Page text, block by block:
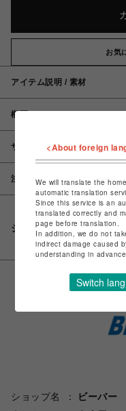
お気
アイテム説明 / 素材
概要
サイズ
注意事項
シェアする
ショップ名
ビーバー
<About foreign
We will translate the
automatic translation
Since this service is an
translated correctly and
page before translation.
In addition, we do not
indirect damage caused
understanding in
Switch